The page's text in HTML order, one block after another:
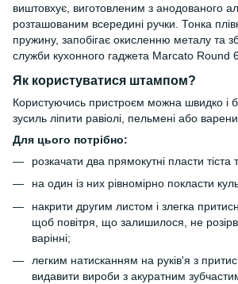
виштовхує, виготовленим з анодованого
розташованим всередині ручки. Тонка
пружину, запобігає окисленню металу та
служби кухонного гаджета Marcato Round
Як користуватися штампом?
Користуючись пристроєм можна швидко і
зусиль ліпити равіолі, пельмені або
Для цього потрібно:
розкачати два прямокутні пласти
на один із них рівномірно покласти
накрити другим листом і злегка
щоб повітря, що залишилося, не
варінні;
легким натисканням на руків'я з
видавити вироби з акуратним